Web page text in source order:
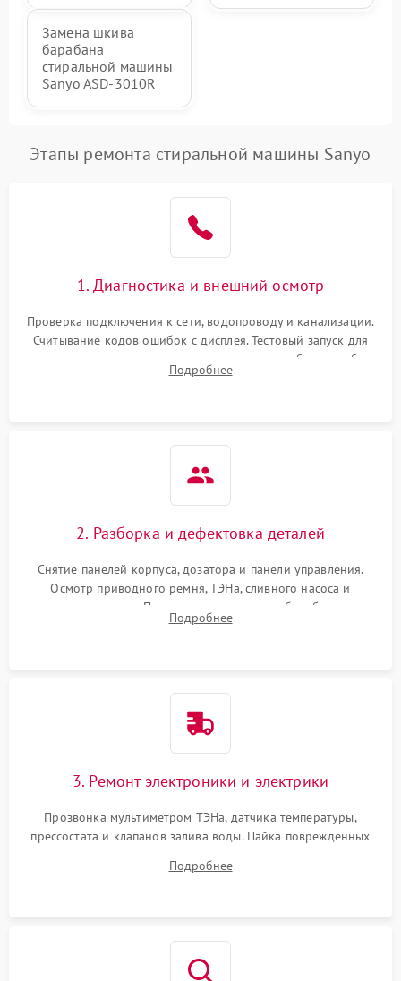
Замена шкива
барабана
стиральной машины
Sanyo ASD-3010R
Этапы ремонта стиральной машины Sanyo
1. Диагностика и внешний осмотр
Проверка подключения к сети, водопроводу и канализации.
Считывание кодов ошибок с дисплея. Тестовый запуск для
выявления посторонних шумов, протечек или сбоев в работе
электронного модуля управления.
Подробнее
2. Разборка и дефектовка деталей
Снятие панелей корпуса, дозатора и панели управления.
Осмотр приводного ремня, ТЭНа, сливного насоса и
амортизаторов. Проверка подшипников барабана и
крестовины на износ, а манжеты люка на разрывы.
Подробнее
3. Ремонт электроники и электрики
Прозвонка мультиметром ТЭНа, датчика температуры,
прессостата и клапанов залива воды. Пайка поврежденных
Восстановление целостности проводки и контактов.
Подробнее